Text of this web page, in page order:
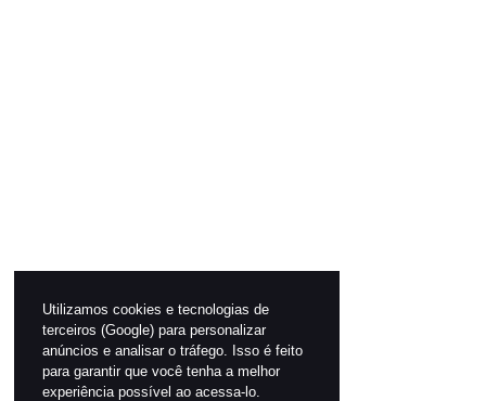
Utilizamos cookies e tecnologias de
terceiros (Google) para personalizar
anúncios e analisar o tráfego. Isso é feito
para garantir que você tenha a melhor
experiência possível ao acessa-lo.